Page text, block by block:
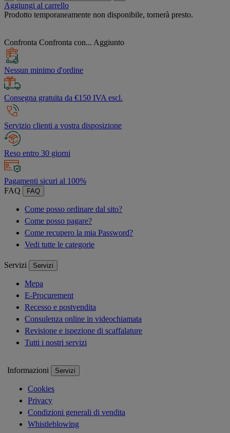
Aggiungi al carrello
Prodotto temporaneamente non disponibile, tornerà presto.
Confronta Confronta con... Aggiunto
Nessun minimo d'ordine
Consegna gratuita da €150 IVA escl.
Servizio clienti a vostra disposizione
Reso entro 30 giorni
Pagamenti sicuri al 100%
FAQ
FAQ
Come posso ordinare dal sito?
Come posso pagare?
Come recupero la mia Password?
Vedi tutte le categorie
Servizi Servizi
Mepa
E-Procurement
Recesso e postvendita
Consulenza online in videochiamata
Revisione e ispezione di scaffalature
Tutti i nostri servizi
Informazioni Servizi
Cookies
Privacy
Condizioni generali di vendita
Whistleblowing